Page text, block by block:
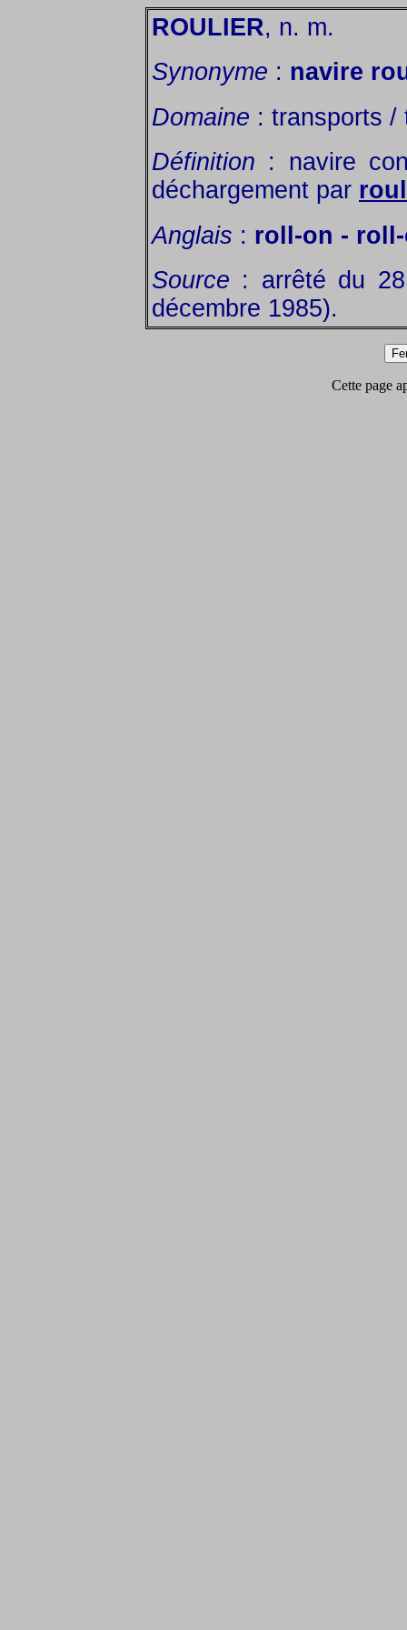
ROULIER, n. m.
Synonyme : navire
Domaine : transports /
Définition : navire
déchargement par
Anglais : roll-on -
Source : arrêté du
décembre 1985).
Cette page